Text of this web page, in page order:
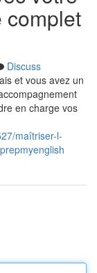
complet
Discuss
et vous avez un
en charge vos
maîtriser-l-